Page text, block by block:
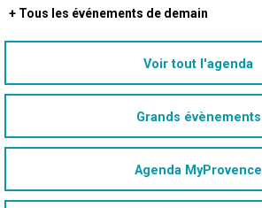
Tous les événements de demain
Voir tout l'agenda
Grands évènements
Agenda MyProvence